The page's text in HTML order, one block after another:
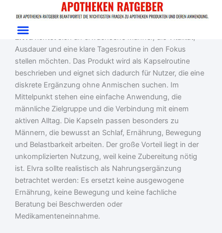
Inhalt
springen
Erwachsenenprobleme/ Elvra
Elvra im Test: Kapseln für Männer-Routine
Elvra richtet sich an erwachsene Männer, die Vitalität,
Ausdauer und eine klare Tagesroutine in den Fokus
stellen möchten. Das Produkt wird als Kapselroutine
beschrieben und eignet sich dadurch für Nutzer, die eine
diskrete Ergänzung ohne Anmischen suchen. Im
Mittelpunkt stehen eine einfache Anwendung, die
männliche Zielgruppe und die Verbindung mit einem
aktiven Alltag. Die Kapseln passen besonders zu
Männern, die bewusst an Schlaf, Ernährung, Bewegung
und Belastbarkeit arbeiten. Der große Vorteil liegt in der
unkomplizierten Nutzung, weil keine Zubereitung nötig
ist. Elvra sollte realistisch als Nahrungsergänzung
betrachtet werden: Es ersetzt keine ausgewogene
Ernährung, keine Bewegung und keine fachliche
Beratung bei Beschwerden oder
Medikamenteneinnahme.